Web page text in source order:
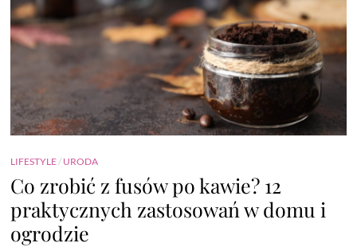
LIFESTYLE / URODA
Co zrobić z fusów po kawie? 12
praktycznych zastosowań w domu i
ogrodzie